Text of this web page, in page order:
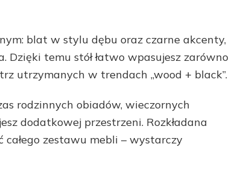
blat w stylu dębu oraz czarne akcenty,
temu stół łatwo wpasujesz zarówno
utrzymanych w trendach „wood + black”.
rodzinnych obiadów, wieczornych
dodatkowej przestrzeni. Rozkładana
zestawu mebli – wystarczy